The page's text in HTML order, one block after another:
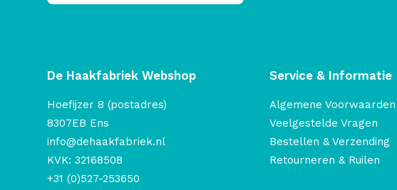
De Haakfabriek Webshop
Hoefijzer 8 (postadres)
8307EB Ens
info@dehaakfabriek.nl
KVK: 32168508
+31 (0)527-253650
Service & Informatie
Algemene Voorwaarden
Veelgestelde Vragen
Bestellen & Verzending
Retourneren & Ruilen